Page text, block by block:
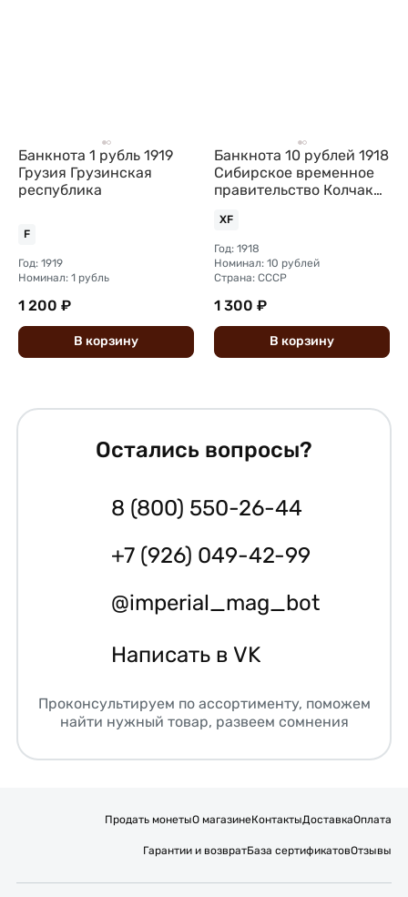
Банкнота 1 рубль 1919
Грузия Грузинская
республика
F
Год: 1919
Номинал: 1 рубль
1 200 ₽
В корзину
Банкнота 10 рублей 1918
Сибирское временное
правительство Колчак
XF
Год: 1918
Номинал: 10 рублей
Страна: СССР
1 300 ₽
В корзину
Остались вопросы?
8 (800) 550-26-44
+7 (926) 049-42-99
@imperial_mag_bot
Написать в VK
Проконсультируем по ассортименту, поможем
найти нужный товар, развеем сомнения
Продать монетыО магазинеКонтактыДоставкаОплата
Гарантии и возвратБаза сертификатовОтзывы